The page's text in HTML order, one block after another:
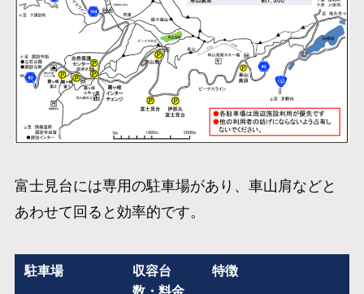
富士見台には専用の駐車場があり、車山肩などと
あわせて回ると効率的です。
駐車場
収容台
数・料金
特徴